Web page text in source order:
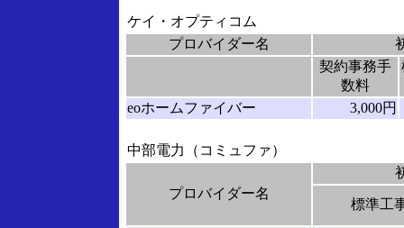
ケイ・オプティコム
プロバイダー名
契約事務手
数料
eoホームファイバー 3,000円
中部電力（コミュファ）
プロバイダー名
標準工